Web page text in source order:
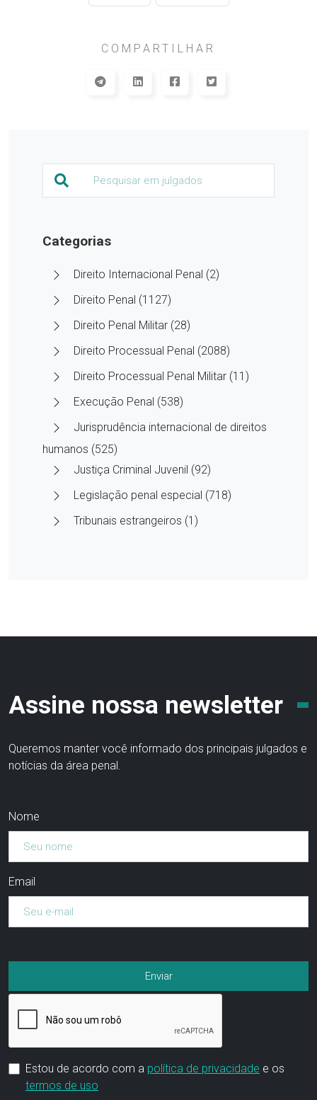
COMPARTILHAR
Categorias
Direito Internacional Penal (2)
Direito Penal (1127)
Direito Penal Militar (28)
Direito Processual Penal (2088)
Direito Processual Penal Militar (11)
Execução Penal (538)
Jurisprudência internacional de direitos
humanos (525)
Justiça Criminal Juvenil (92)
Legislação penal especial (718)
Tribunais estrangeiros (1)
Assine nossa newsletter
Queremos manter você informado dos principais julgados e
notícias da área penal.
Nome
Email
Estou de acordo com a política de privacidade e os
termos de uso